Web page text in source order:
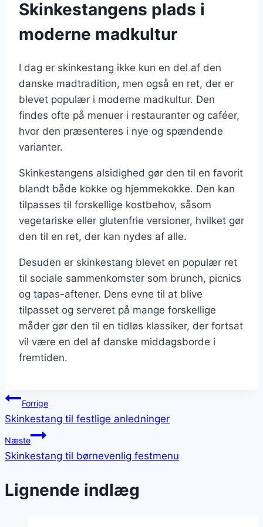
Skinkestangens plads i
moderne madkultur
I dag er skinkestang ikke kun en del af den
danske madtradition, men også en ret, der er
blevet populær i moderne madkultur. Den
findes ofte på menuer i restauranter og caféer,
hvor den præsenteres i nye og spændende
varianter.
Skinkestangens alsidighed gør den til en favorit
blandt både kokke og hjemmekokke. Den kan
tilpasses til forskellige kostbehov, såsom
vegetariske eller glutenfrie versioner, hvilket gør
den til en ret, der kan nydes af alle.
Desuden er skinkestang blevet en populær ret
til sociale sammenkomster som brunch, picnics
og tapas-aftener. Dens evne til at blive
tilpasset og serveret på mange forskellige
måder gør den til en tidløs klassiker, der fortsat
vil være en del af danske middagsborde i
fremtiden.
Indlægsnavigation
Forrige
Skinkestang til festlige anledninger
Næste
Skinkestang til børnevenlig festmenu
Lignende indlæg